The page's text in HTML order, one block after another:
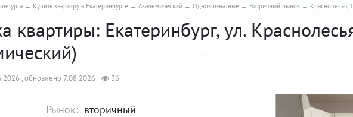
Купить квартиру в Екатеринбурге Академический Однокомнатные Вторичный рынок Краснолесья,
квартиры: Екатеринбург, ул.
, обновлено 7.08.2026 36
Рынок: вторичный